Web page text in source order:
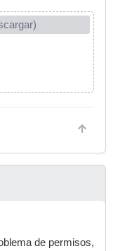
de permisos,